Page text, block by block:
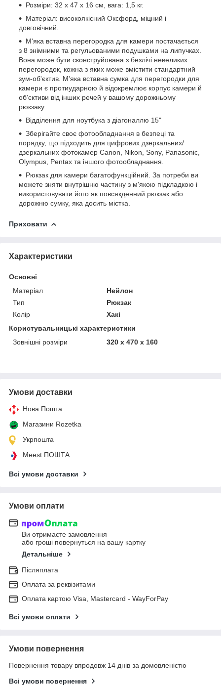
Розміри: 32 x 47 x 16 см, вага: 1,5 кг.
Матеріал: високоякісний Оксфорд, міцний і
довговічний.
М'яка вставна перегородка для камери постачається
з 8 знімними та регульованими подушками на липучках.
Вона може бути сконструйована з безлічі невеликих
перегородок, кожна з яких може вмістити стандартний
зум-об'єктив. М'яка вставна сумка для перегородки для
камери є протиударною й відокремлює корпус камери й
об'єктиви від інших речей у вашому дорожньому
рюкзаку.
Відділення для ноутбука з діагоналлю 15"
Зберігайте своє фотообладнання в безпеці та
порядку, що підходить для цифрових дзеркальних/
дзеркальних фотокамер Canon, Nikon, Sony, Panasonic,
Olympus, Pentax та іншого фотообладнання.
Рюкзак для камери багатофункційний. За потреби ви
можете зняти внутрішню частину з м'якою підкладкою і
використовувати його як повсякденний рюкзак або
дорожню сумку, яка досить містка.
Приховати
Характеристики
Основні
Матеріал
Нейлон
Тип
Рюкзак
Колір
Хакі
Користувальницькі характеристики
Зовнішні розміри
320 x 470 x 160
Умови доставки
Нова Пошта
Магазини Rozetka
Укрпошта
Meest ПОШТА
Всі умови доставки
Умови оплати
Ви отримаєте замовлення
або гроші повернуться на вашу картку
Детальніше
Післяплата
Оплата за реквізитами
Оплата картою Visa, Mastercard - WayForPay
Всі умови оплати
Умови повернення
Повернення товару впродовж 14 днів за домовленістю
Всі умови повернення